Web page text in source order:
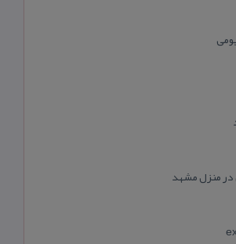
منزل مشهد